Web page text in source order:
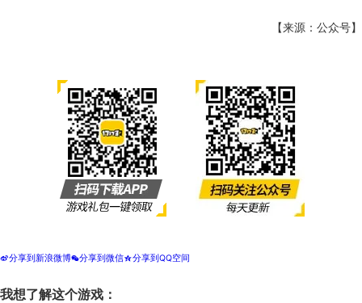
【来源：公众号】
t分享到新浪微博w分享到微信z分享到QQ空间
我想了解这个游戏：